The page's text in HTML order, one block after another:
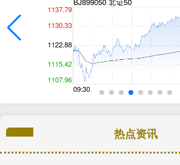
热点资讯